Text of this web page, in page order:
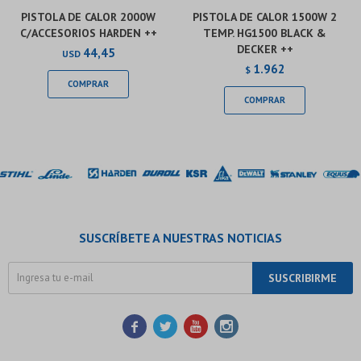
PISTOLA DE CALOR 2000W
C/ACCESORIOS HARDEN ++
USD 44,45
PISTOLA DE CALOR 1500W 2
TEMP. HG1500 BLACK &
DECKER ++
$ 1.962
SUSCRÍBETE A NUESTRAS NOTICIAS
SUSCRIBIRME
   